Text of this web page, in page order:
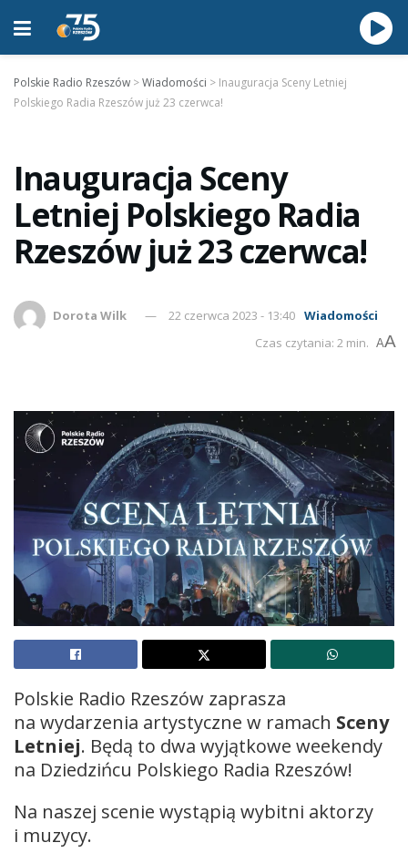
Polskie Radio Rzeszów >Wiadomości > Inauguracja Sceny Letniej
Polskiego Radia Rzeszów już 23 czerwca!
Inauguracja Sceny
Letniej Polskiego Radia
Rzeszów już 23 czerwca!
Dorota Wilk 22 czerwca 2023 - 13:40 Wiadomości
Czas czytania: 2 min. AA
Polskie Radio Rzeszów zaprasza
na wydarzenia artystyczne w ramach Sceny
Letniej. Będą to dwa wyjątkowe weekendy
na Dziedzińcu Polskiego Radia Rzeszów!
Na naszej scenie wystąpią wybitni aktorzy
i muzycy.